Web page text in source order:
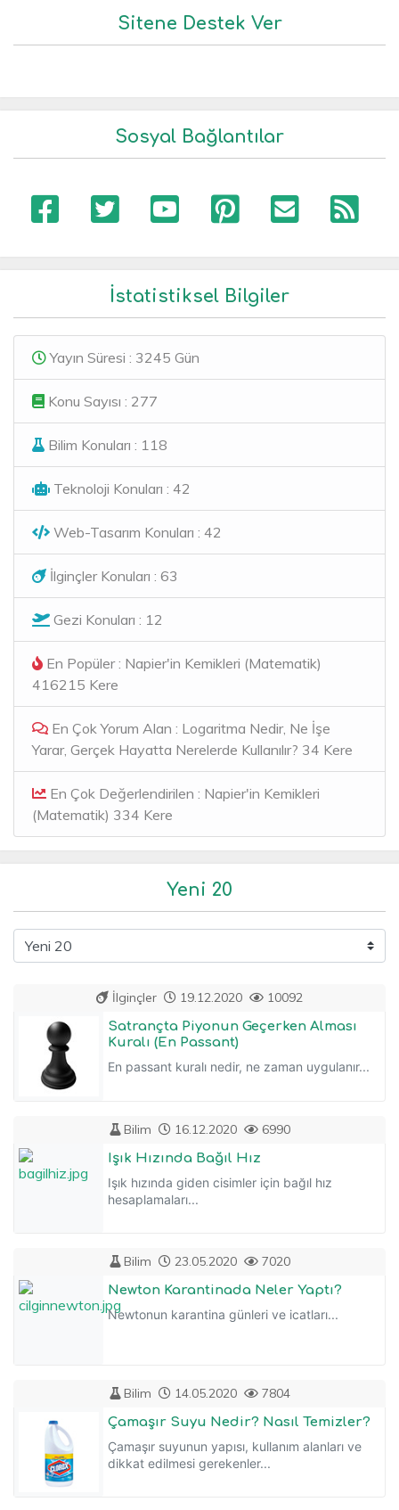
Sitene Destek Ver
Sosyal Bağlantılar
İstatistiksel Bilgiler
Yayın Süresi : 3245 Gün
Konu Sayısı : 277
Bilim Konuları : 118
Teknoloji Konuları : 42
Web-Tasarım Konuları : 42
İlginçler Konuları : 63
Gezi Konuları : 12
En Popüler : Napier'in Kemikleri (Matematik)
416215 Kere
En Çok Yorum Alan : Logaritma Nedir, Ne İşe
Yarar, Gerçek Hayatta Nerelerde Kullanılır? 34 Kere
En Çok Değerlendirilen : Napier'in Kemikleri
(Matematik) 334 Kere
Yeni 20
İlginçler 19.12.2020 10092
Satrançta Piyonun Geçerken Alması
Kuralı (En Passant)
En passant kuralı nedir, ne zaman uygulanır...
Bilim 16.12.2020 6990
Işık Hızında Bağıl Hız
Işık hızında giden cisimler için bağıl hız
hesaplamaları...
Bilim 23.05.2020 7020
Newton Karantinada Neler Yaptı?
Newtonun karantina günleri ve icatları...
Bilim 14.05.2020 7804
Çamaşır Suyu Nedir? Nasıl Temizler?
Çamaşır suyunun yapısı, kullanım alanları ve
dikkat edilmesi gerekenler...